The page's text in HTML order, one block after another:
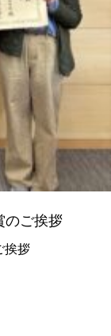
のご挨拶
挨拶